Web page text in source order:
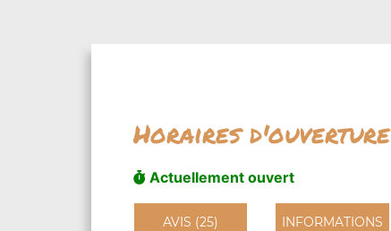
Horaires d'ouverture
Actuellement ouvert
AVIS (25) INFORMATIONS